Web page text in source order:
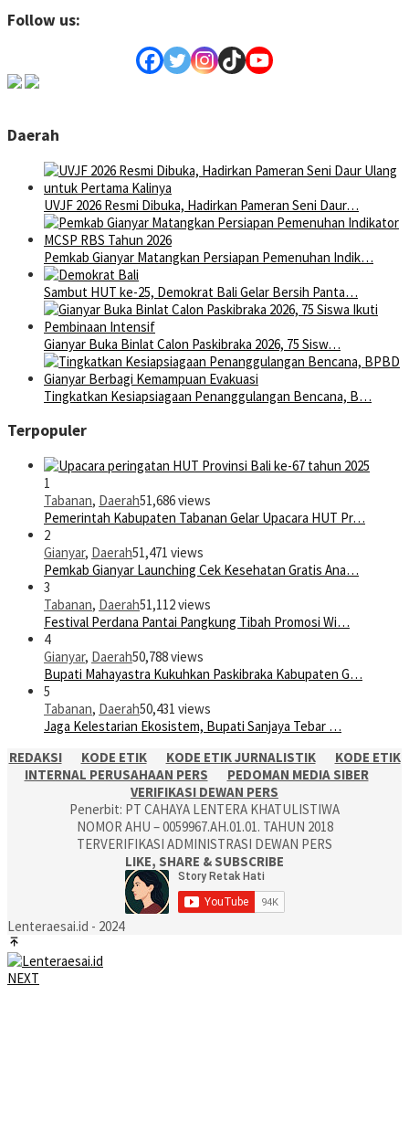
Follow us:
Daerah
UVJF 2026 Resmi Dibuka, Hadirkan Pameran Seni Daur…
Pemkab Gianyar Matangkan Persiapan Pemenuhan Indik…
Sambut HUT ke-25, Demokrat Bali Gelar Bersih Panta…
Gianyar Buka Binlat Calon Paskibraka 2026, 75 Sisw…
Tingkatkan Kesiapsiagaan Penanggulangan Bencana, B…
Terpopuler
1
Tabanan, Daerah51,686 views
Pemerintah Kabupaten Tabanan Gelar Upacara HUT Pr…
2
Gianyar, Daerah51,471 views
Pemkab Gianyar Launching Cek Kesehatan Gratis Ana…
3
Tabanan, Daerah51,112 views
Festival Perdana Pantai Pangkung Tibah Promosi Wi…
4
Gianyar, Daerah50,788 views
Bupati Mahayastra Kukuhkan Paskibraka Kabupaten G…
5
Tabanan, Daerah50,431 views
Jaga Kelestarian Ekosistem, Bupati Sanjaya Tebar …
REDAKSI
KODE ETIK KODE ETIK JURNALISTIK
KODE ETIK
INTERNAL PERUSAHAAN PERS
PEDOMAN MEDIA SIBER
VERIFIKASI DEWAN PERS
Penerbit: PT CAHAYA LENTERA KHATULISTIWA
NOMOR AHU – 0059967.AH.01.01. TAHUN 2018
TERVERIFIKASI ADMINISTRASI DEWAN PERS
LIKE, SHARE & SUBSCRIBE
Lenteraesai.id - 2024
NEXT